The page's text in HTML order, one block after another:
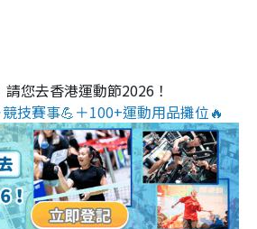
請您去香港運動節2026！
技賽事💪＋100+運動用品攤位🔥